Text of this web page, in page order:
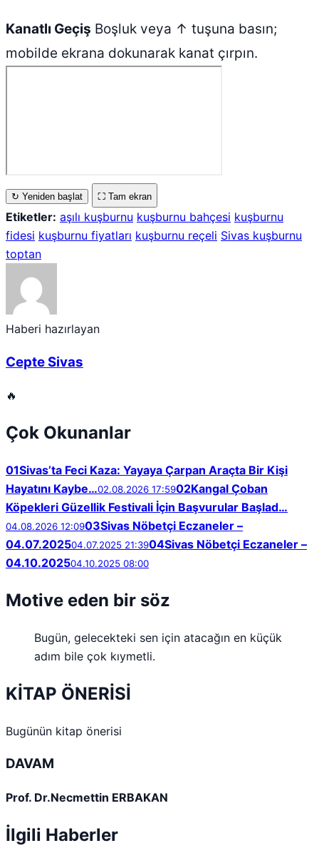
Kanatlı Geçiş Boşluk veya ↑ tuşuna basın;
mobilde ekrana dokunarak kanat çırpın.
↻ Yeniden başlat ⛶ Tam ekran
Etiketler: aşılı kuşburnu kuşburnu bahçesi kuşburnu
fidesi kuşburnu fiyatları kuşburnu reçeli Sivas kuşburnu
toptan
Haberi hazırlayan
Cepte Sivas
🔥
Çok Okunanlar
01Sivas’ta Feci Kaza: Yayaya Çarpan Araçta Bir Kişi
Hayatını Kaybe…02.08.2026 17:5902Kangal Çoban
Köpekleri Güzellik Festivali İçin Başvurular Başlad…
04.08.2026 12:0903Sivas Nöbetçi Eczaneler –
04.07.202504.07.2025 21:3904Sivas Nöbetçi Eczaneler –
04.10.202504.10.2025 08:00
Motive eden bir söz
Bugün, gelecekteki sen için atacağın en küçük
adım bile çok kıymetli.
KİTAP ÖNERİSİ
Bugünün kitap önerisi
DAVAM
Prof. Dr.Necmettin ERBAKAN
İlgili Haberler